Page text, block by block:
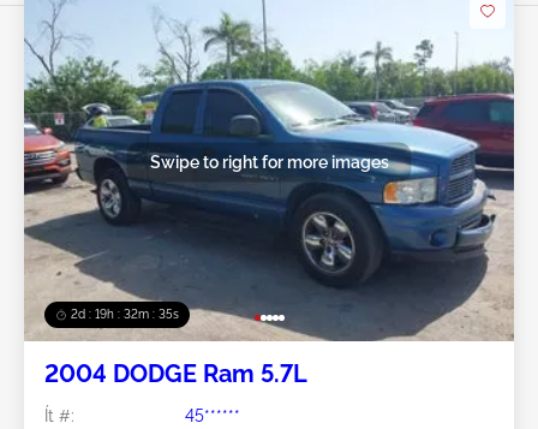
2d : 19h : 32m : 32s
Swipe to right for more images
2004 DODGE Ram 5.7L
Ít #:
45******